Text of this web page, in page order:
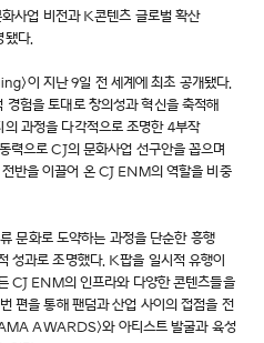
사업 비전과 K콘텐츠 글로벌 확산
됐다.
이 지난 9일 전 세계에 최초 공개됐다.
험을 토대로 창의성과 혁신을 축적해
과정을 다각적으로 조명한 4부작
력으로 CJ의 문화사업 선구안을 꼽으며
반을 이끌어 온 CJ ENM의 역할을 비중
화로 도약하는 과정을 단순한 흥행
성과로 조명했다. K팝을 일시적 유행이
CJ ENM의 인프라와 다양한 콘텐츠들을
편을 통해 팬덤과 산업 사이의 접점을 전
AWARDS>와 아티스트 발굴과 육성